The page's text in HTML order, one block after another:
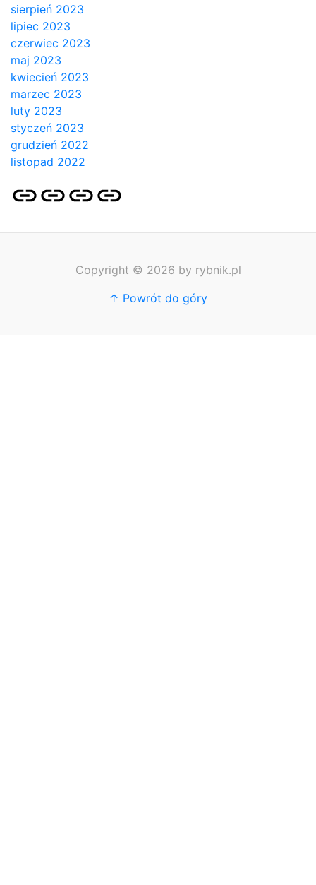
sierpień 2023
lipiec 2023
czerwiec 2023
maj 2023
kwiecień 2023
marzec 2023
luty 2023
styczeń 2023
grudzień 2022
listopad 2022
Strona
główna
Pozycjonowanie
Stron
SKLEP
SEO
BLOG
Copyright © 2026 by rybnik.pl
↑ Powrót do góry